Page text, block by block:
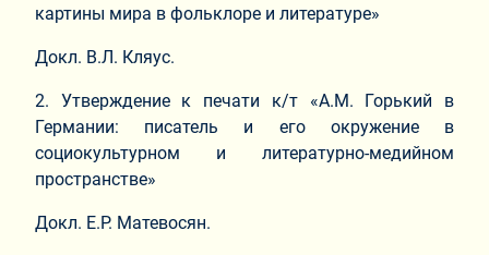
картины мира в фольклоре и литературе»
Докл. В.Л. Кляус.
2. Утверждение к печати к/т «А.М. Горький в
Германии: писатель и его окружение в
социокультурном и литературно-медийном
пространстве»
Докл. Е.Р. Матевосян.